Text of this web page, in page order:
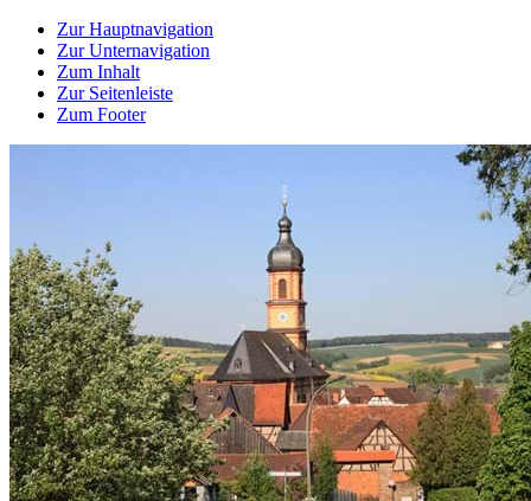
Zur Hauptnavigation
Zur Unternavigation
Zum Inhalt
Zur Seitenleiste
Zum Footer